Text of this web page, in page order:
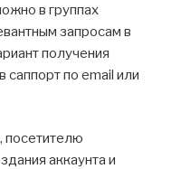
в группах
запросам в
получения
по email или
посетителю
аккаунта и